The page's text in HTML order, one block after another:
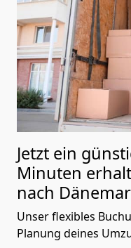
Jetzt ein
Minuten
nach
Unser flexibles
Planung deines